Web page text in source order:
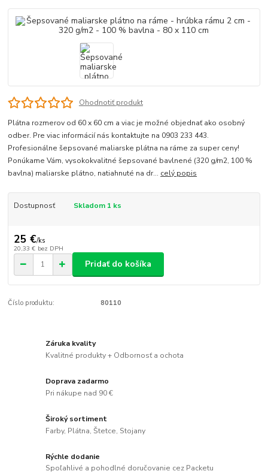
Ohodnotiť produkt
Plátna rozmerov od 60 x 60 cm a viac je možné objednať ako osobný
odber. Pre viac informácií nás kontaktujte na 0903 233 443.
Profesionálne šepsované maliarske plátna na ráme za super ceny!
Ponúkame Vám, vysokokvalitné šepsované bavlnené (320 g/m2, 100 %
bavlna) maliarske plátno, natiahnuté na dr... celý popis
Dostupnosť Skladom 1 ks
25 €/ks
20,33 € bez DPH
Pridať do košíka
Číslo produktu: 80110
Záruka kvality
Kvalitné produkty + Odbornosť a ochota
Doprava zadarmo
Pri nákupe nad 90 €
Široký sortiment
Farby, Plátna, Štetce, Stojany
Rýchle dodanie
Spoľahlivé a pohodlné doručovanie cez Packetu